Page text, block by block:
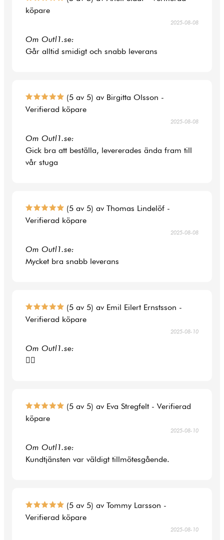
köpare
2025-08-08
Om Outl1.se:
Går alltid smidigt och snabb leverans
(5 av 5) av Birgitta Olsson -
Verifierad köpare
2025-08-08
Om Outl1.se:
Gick bra att beställa, levererades ända fram till
vår stuga
(5 av 5) av Thomas Lindelöf -
Verifierad köpare
2025-08-08
Om Outl1.se:
Mycket bra snabb leverans
(5 av 5) av Emil Eilert Ernstsson -
Verifierad köpare
2025-08-10
Om Outl1.se:
👍🏻
(5 av 5) av Eva Stregfelt - Verifierad
köpare
2025-08-10
Om Outl1.se:
Kundtjänsten var väldigt tillmötesgående.
(5 av 5) av Tommy Larsson -
Verifierad köpare
2025-08-10